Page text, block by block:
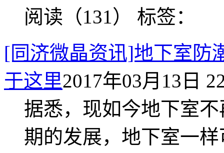
阅读（131） 标签：
[同济微晶资讯]地下室防
于这里2017年03月13日
据悉，现如今地下室
期的发展，地下室一